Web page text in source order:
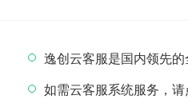
逸创云客服是国内领先的
如需云客服系统服务，请